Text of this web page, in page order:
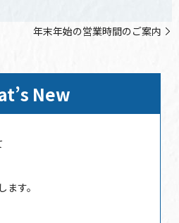
年末年始の営業時間のご案内
New
す。